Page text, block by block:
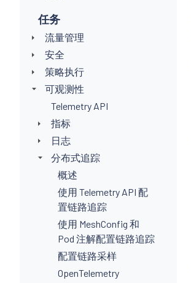
任务
流量管理
安全
策略执行
可观测性
Telemetry API
指标
日志
分布式追踪
概述
使用 Telemetry API 配
置链路追踪
使用 MeshConfig 和
Pod 注解配置链路追踪
配置链路采样
OpenTelemetry